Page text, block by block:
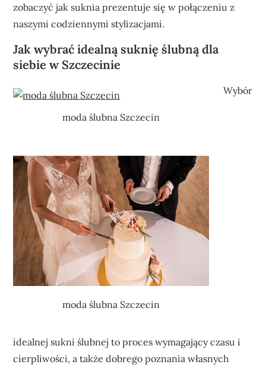
zobaczyć jak suknia prezentuje się w połączeniu z
naszymi codziennymi stylizacjami.
Jak wybrać idealną suknię ślubną dla
siebie w Szczecinie
moda ślubna Szczecin
moda ślubna Szczecin
Wybór
idealnej sukni ślubnej to proces wymagający czasu i
cierpliwości, a także dobrego poznania własnych